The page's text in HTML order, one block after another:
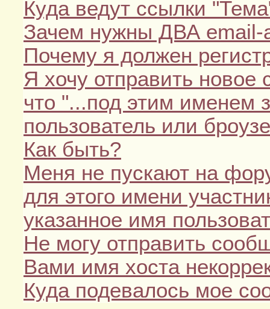
Куда ведут ссылки
Зачем нужны ДВА email-
Почему я должен
Я хочу отправить
что "...под этим именем
пользователь или
Как быть?
Меня не пускают на
для этого имени
указанное имя
Не могу отправить
Вами имя хоста
Куда подевалось мое